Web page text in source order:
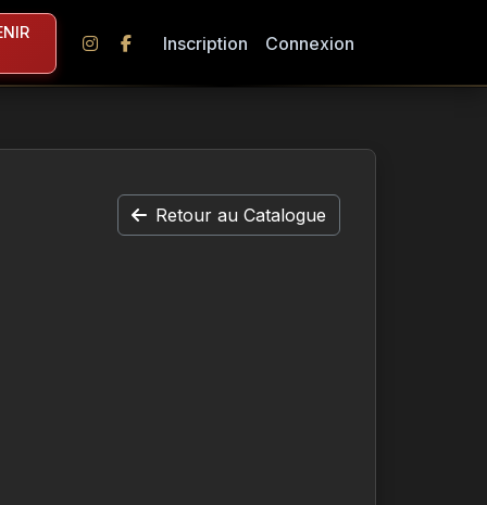
Inscription Connexion
Retour au Catalogue